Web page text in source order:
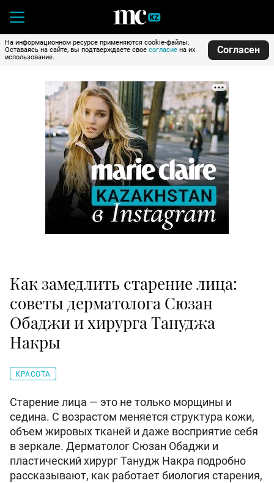
На информационном ресурсе применяются cookie-файлы.
Оставаясь на сайте, вы подтверждаете свое согласие на их
использование.
Согласен
Как замедлить старение лица:
советы дерматолога Сюзан
Обаджи и хирурга Тануджа
Накры
КРАСОТА
Старение лица — это не только морщины и
седина. С возрастом меняется структура кожи,
объем жировых тканей и даже восприятие себя
в зеркале. Дерматолог Сюзан Обаджи и
пластический хирург Танудж Накра подробно
рассказывают, как работает биология старения,